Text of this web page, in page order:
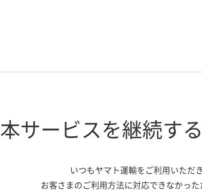
本サービスを継続する
いつもヤマト運輸をご利用いただき
お客さまのご利用方法に対応できなかった